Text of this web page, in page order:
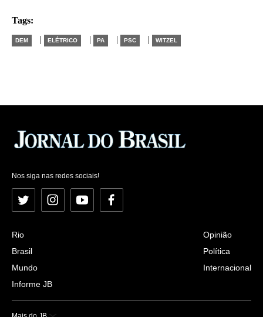
Tags:
DEM | ELÉTRICO | PA | PSC | WITZEL
Nos siga nas redes sociais!
Twitter InstagramYouTubeFacebook
Rio
Brasil
Mundo
Informe JB
Opinião
Política
Internacional